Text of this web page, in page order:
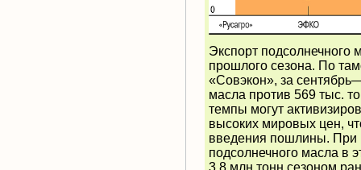
Экспорт подсолнечного
прошлого сезона. По
«Совэкон», за
масла против 569 тыс.
темпы могут
высоких мировых цен,
введения пошлины. При
подсолнечного масла в
3,8 млн тонн сезоном